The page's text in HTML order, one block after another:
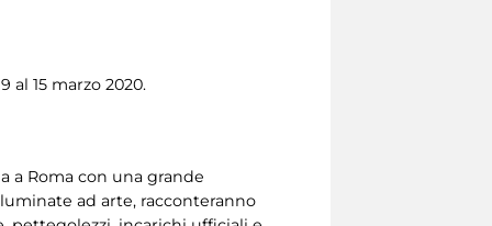
al 15 marzo 2020.
a Roma con una grande
ad arte, racconteranno